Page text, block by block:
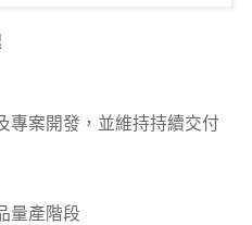
專案開發，並維持持續交付
量產階段